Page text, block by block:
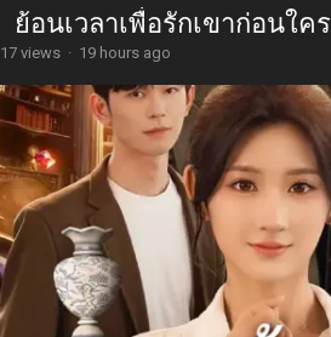
ย้อนเวลาเพื่อรักเขาก่อนใคร
17 views · 19 hours ago